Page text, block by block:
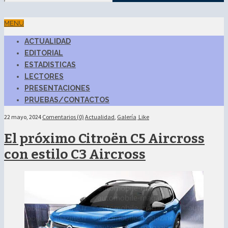
MENU
ACTUALIDAD
EDITORIAL
ESTADISTICAS
LECTORES
PRESENTACIONES
PRUEBAS/CONTACTOS
22 mayo, 2024 Comentarios (0) Actualidad, Galería Like
El próximo Citroën C5 Aircross
con estilo C3 Aircross